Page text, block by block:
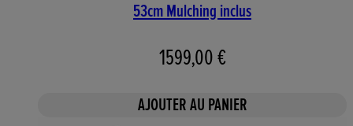
53cm Mulching inclus
1599,00 €
AJOUTER AU PANIER